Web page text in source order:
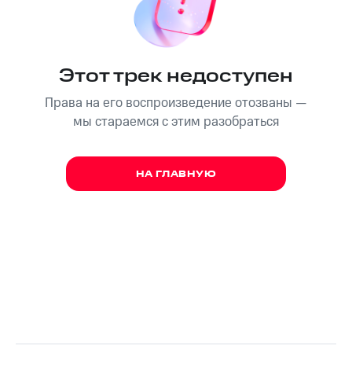
Этот трек недоступен
Права на его воспроизведение отозваны —
мы стараемся с этим разобраться
НА ГЛАВНУЮ